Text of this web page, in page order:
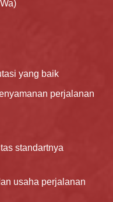
yang baik
perjalanan
standartnya
usaha perjalanan